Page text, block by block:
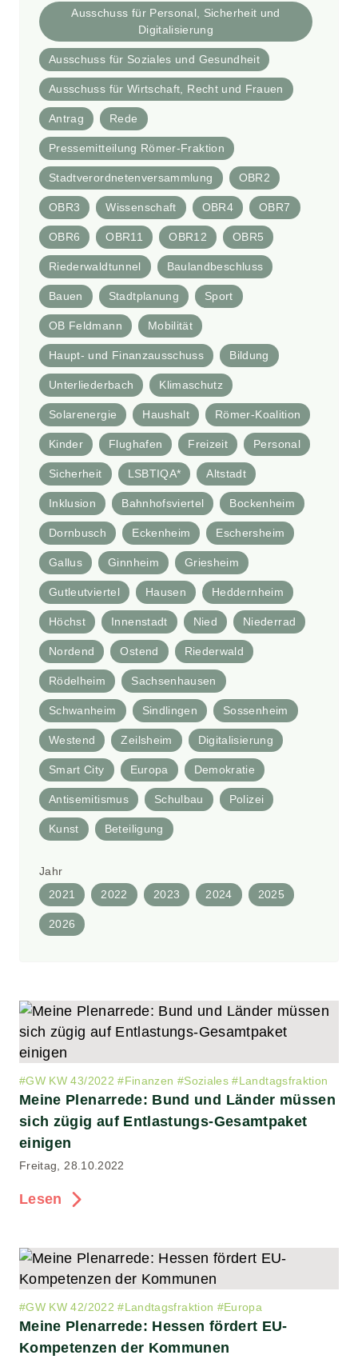
Ausschuss für Personal, Sicherheit und
Digitalisierung
Ausschuss für Soziales und Gesundheit
Ausschuss für Wirtschaft, Recht und Frauen
Antrag Rede
Pressemitteilung Römer-Fraktion
Stadtverordnetenversammlung OBR2
OBR3 Wissenschaft OBR4 OBR7
OBR6 OBR11 OBR12 OBR5
Riederwaldtunnel Baulandbeschluss
Bauen Stadtplanung Sport
OB Feldmann Mobilität
Haupt- und Finanzausschuss Bildung
Unterliederbach Klimaschutz
Solarenergie Haushalt Römer-Koalition
Kinder Flughafen Freizeit Personal
Sicherheit LSBTIQA* Altstadt
Inklusion Bahnhofsviertel Bockenheim
Dornbusch Eckenheim Eschersheim
Gallus Ginnheim Griesheim
Gutleutviertel Hausen Heddernheim
Höchst Innenstadt Nied Niederrad
Nordend Ostend Riederwald
Rödelheim Sachsenhausen
Schwanheim Sindlingen Sossenheim
Westend Zeilsheim Digitalisierung
Smart City Europa Demokratie
Antisemitismus Schulbau Polizei
Kunst Beteiligung
Jahr
2021
2022 2023 2024 2025
2026
#GW KW 43/2022 #Finanzen #Soziales #Landtagsfraktion
Meine Plenarrede: Bund und Länder müssen
sich zügig auf Entlastungs-Gesamtpaket
einigen
Freitag, 28.10.2022
Lesen
#GW KW 42/2022 #Landtagsfraktion #Europa
Meine Plenarrede: Hessen fördert EU-
Kompetenzen der Kommunen